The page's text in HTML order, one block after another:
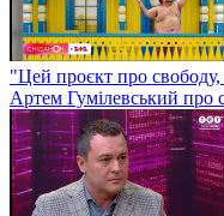
"Цей проєкт про свободу,
Артем Гумілевський про